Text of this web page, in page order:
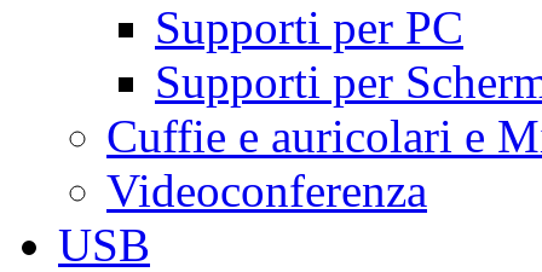
Supporti per PC
Supporti per
Cuffie e auricolari e
Videoconferenza
USB